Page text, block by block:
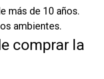
más de 10 años.
ambientes.
comprar la